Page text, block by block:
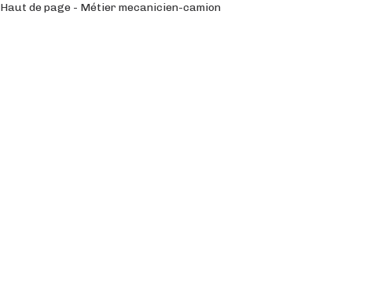
Haut de page - Métier mecanicien-camion